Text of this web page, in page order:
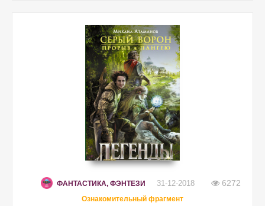
ФАНТАСТИКА, ФЭНТЕЗИ 31-12-2018 6272
Ознакомительный фрагмент